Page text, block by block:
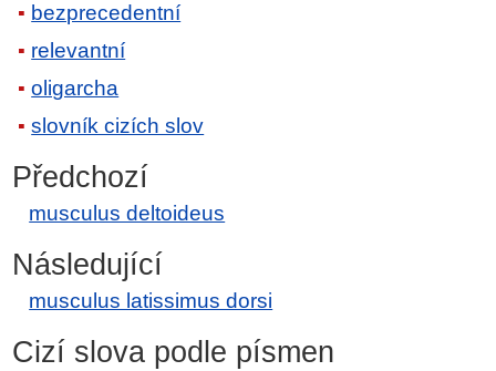
bezprecedentní
relevantní
oligarcha
slovník cizích slov
Předchozí
musculus deltoideus
Následující
musculus latissimus dorsi
Cizí slova podle písmen